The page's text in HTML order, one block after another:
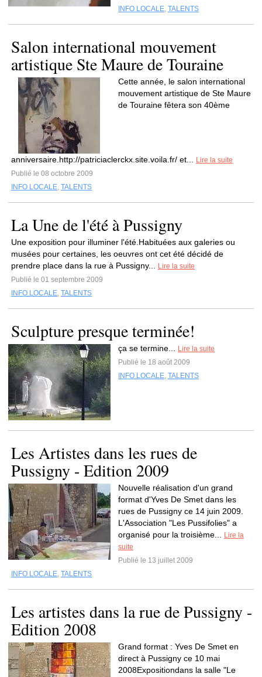
INFO LOCALE, TALENTS
Salon international mouvement
artistique Ste Maure de Touraine
Cette année, le salon international
mouvement artistique de Ste Maure
de Touraine fêtera son 40ème
anniversaire.http://patriciaclerckx.site.voila.fr/ et...
Lire la suite
Publié le 08 octobre 2009
INFO LOCALE, TALENTS
La Une de l'été à Pussigny
Une exposition pour illuminer l'été.Habituées aux galeries ou
musées pour certaines, les oeuvres ont cet été décidé de
prendre place dans la rue à Pussigny...
Lire la suite
Publié le 01 septembre 2009
INFO LOCALE, TALENTS
Sculpture presque terminée!
ça se termine...
Lire la suite
Publié le 18 août 2009
INFO LOCALE, TALENTS
Les Artistes dans les rues de
Pussigny - Edition 2009
Nouvelle réalisation d'un grand
format d'Yves De Smet dans les
rues de Pussigny ce 14 juin 2009.
L'Association "Les Pussifolies" a
organisé pour la troisième...
Lire la
suite
Publié le 13 juillet 2009
INFO LOCALE, TALENTS
Les artistes dans la rue de Pussigny -
Edition 2008
Grand format : Yves De Smet en
direct à Pussigny ce 10 mai
2008Expositiondans la salle "Le